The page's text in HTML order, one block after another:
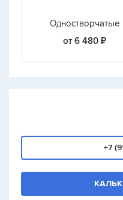
Одностворчатые
от 6 480 ₽
+7